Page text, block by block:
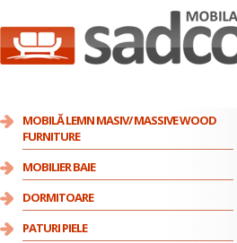
MOBILĂ LEMN MASIV/ MASSIVE WOOD
FURNITURE
MOBILIER BAIE
DORMITOARE
PATURI PIELE